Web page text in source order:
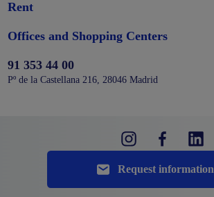
Request information
Rent
Offices and Shopping Centers
91 353 44 00
Pº de la Castellana 216, 28046 Madrid
Legal notice Privacy policy
Configure cookies